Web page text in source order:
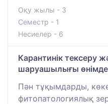
Оқу жылы - 3
Семестр - 1
Несиелер - 6
Карантинік тексеру
шаруашылығы
Пән тұқымдарды,
фитопатологиялық